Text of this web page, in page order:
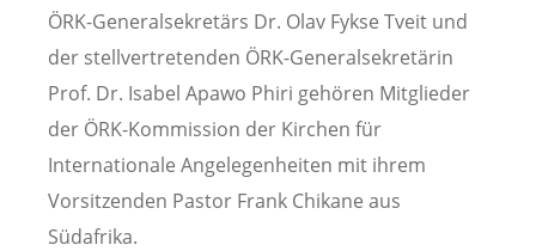
ÖRK-Generalsekretärs Dr. Olav Fykse Tveit und
der stellvertretenden ÖRK-Generalsekretärin
Prof. Dr. Isabel Apawo Phiri gehören Mitglieder
der ÖRK-Kommission der Kirchen für
Internationale Angelegenheiten mit ihrem
Vorsitzenden Pastor Frank Chikane aus
Südafrika.